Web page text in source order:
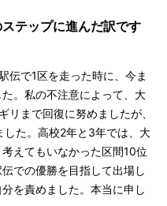
テップに進んだ訳です
伝で1区を走った時に、今ま
。私の不注意によって、大
まで回復に努めましたが、
た。高校2年と3年では、大
えてもいなかった区間10位
での優勝を目指して出場し
を責めました。本当に申し